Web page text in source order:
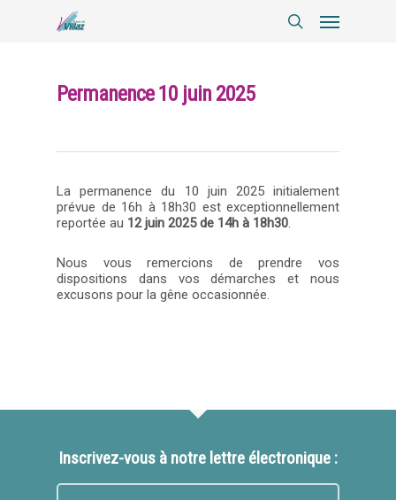
Permanence 10 juin 2025
La permanence du 10 juin 2025 initialement
prévue de 16h à 18h30 est exceptionnellement
reportée au 12 juin 2025 de 14h à 18h30.
Nous vous remercions de prendre vos
dispositions dans vos démarches et nous
excusons pour la gêne occasionnée.
Inscrivez-vous à notre lettre électronique :